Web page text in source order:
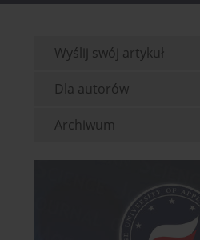
Wyślij swój artykuł
Dla autorów
Archiwum